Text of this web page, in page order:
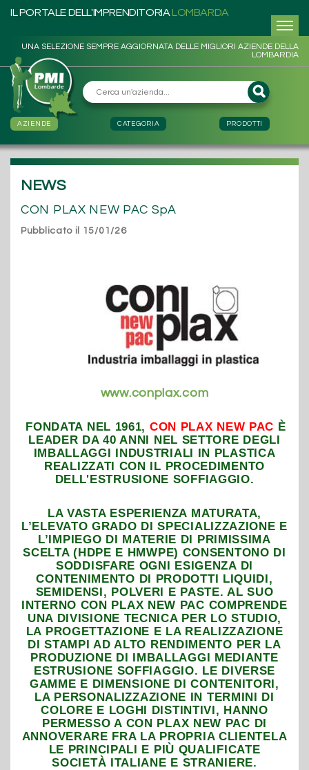
IL PORTALE DELL'IMPRENDITORIA LOMBARDA
UNA SELEZIONE SEMPRE AGGIORNATA DELLE MIGLIORI AZIENDE DELLA
LOMBARDIA
AZIENDE CATEGORIA PRODOTTI
NEWS
CON PLAX NEW PAC SpA
Pubblicato il 15/01/26
www.conplax.com
FONDATA NEL 1961, CON PLAX NEW PAC È
LEADER DA 40 ANNI NEL SETTORE DEGLI
IMBALLAGGI INDUSTRIALI IN PLASTICA
REALIZZATI CON IL PROCEDIMENTO
DELL'ESTRUSIONE SOFFIAGGIO.
LA VASTA ESPERIENZA MATURATA,
L’ELEVATO GRADO DI SPECIALIZZAZIONE E
L’IMPIEGO DI MATERIE DI PRIMISSIMA
SCELTA (HDPE E HMWPE) CONSENTONO DI
SODDISFARE OGNI ESIGENZA DI
CONTENIMENTO DI PRODOTTI LIQUIDI,
SEMIDENSI, POLVERI E PASTE. AL SUO
INTERNO CON PLAX NEW PAC COMPRENDE
UNA DIVISIONE TECNICA PER LO STUDIO,
LA PROGETTAZIONE E LA REALIZZAZIONE
DI STAMPI AD ALTO RENDIMENTO PER LA
PRODUZIONE DI IMBALLAGGI MEDIANTE
ESTRUSIONE SOFFIAGGIO. LE DIVERSE
GAMME E DIMENSIONE DI CONTENITORI,
LA PERSONALIZZAZIONE IN TERMINI DI
COLORE E LOGHI DISTINTIVI, HANNO
PERMESSO A CON PLAX NEW PAC DI
ANNOVERARE FRA LA PROPRIA CLIENTELA
LE PRINCIPALI E PIÙ QUALIFICATE
SOCIETÀ ITALIANE E STRANIERE.